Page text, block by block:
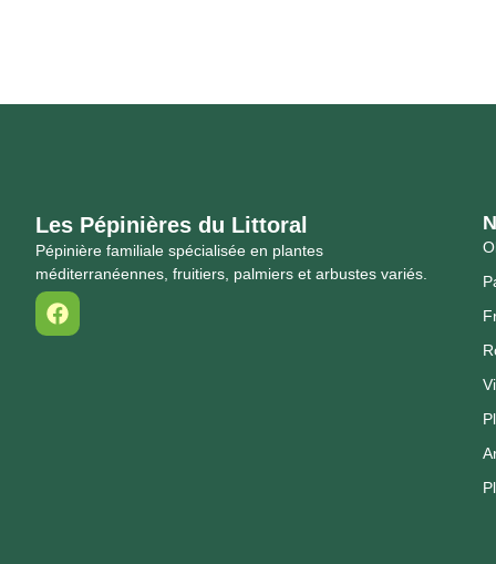
Les Pépinières du Littoral
Pépinière familiale spécialisée en plantes
méditerranéennes, fruitiers, palmiers et arbustes variés.